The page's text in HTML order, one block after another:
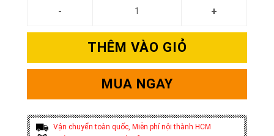
THÊM VÀO GIỎ
MUA NGAY
Vận chuyển toàn quốc, Miễn phí nội thành HCM